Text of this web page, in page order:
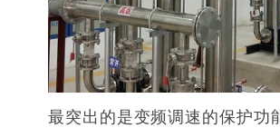
最突出的是变频调速的保护功